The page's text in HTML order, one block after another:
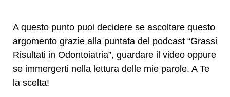
A questo punto puoi decidere se ascoltare questo
argomento grazie alla puntata del podcast “Grassi
Risultati in Odontoiatria”, guardare il video oppure
se immergerti nella lettura delle mie parole. A Te
la scelta!